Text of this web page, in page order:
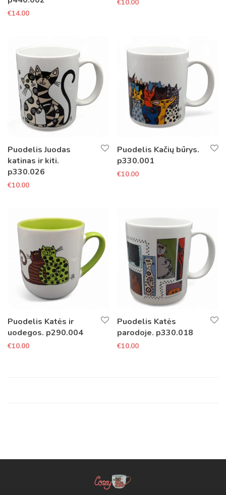
€14.00
€10.00
Puodelis Juodas
katinas ir kiti.
p330.026
€10.00
Puodelis Kačių būrys.
p330.001
€10.00
Puodelis Katės ir
uodegos. p290.004
€10.00
Puodelis Katės
parodoje. p330.018
€10.00